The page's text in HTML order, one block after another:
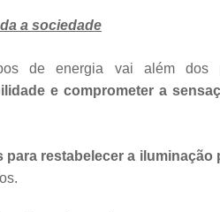
a sociedade
de energia vai além dos
e comprometer a
restabelecer a iluminação